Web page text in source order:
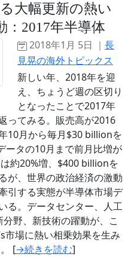
大幅更新の熱い
：2017年半導体
2018年1月 5日 ｜ 長
見晃の海外トピックス
新しい年、2018年を迎
え、ちょうど週の区切り
となったことで2017年
ってみる。販売高が2016
10月から毎月$30 billionを
ータの10月まで前月比増が
約20%増、$400 billionを
が、世界の政治経済の激動
引する実態が半導体市場デ
る。データセンター、人工
野、新技術の躍動が、こ
市場に熱い相乗効果を生み
[→続きを読む]